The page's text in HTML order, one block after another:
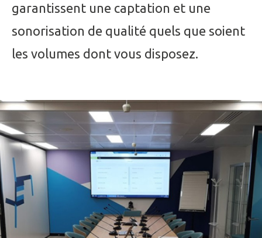
garantissent une captation et une
sonorisation de qualité quels que soient
les volumes dont vous disposez.